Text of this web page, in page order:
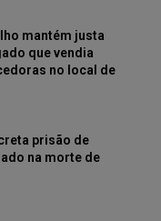
mantém justa
que vendia
no local de
prisão de
na morte de